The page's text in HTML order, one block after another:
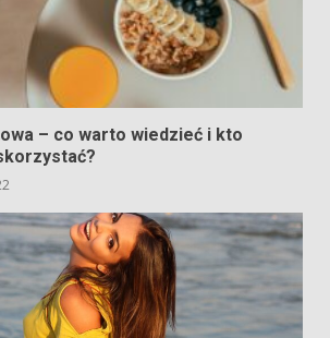
– co warto wiedzieć i kto